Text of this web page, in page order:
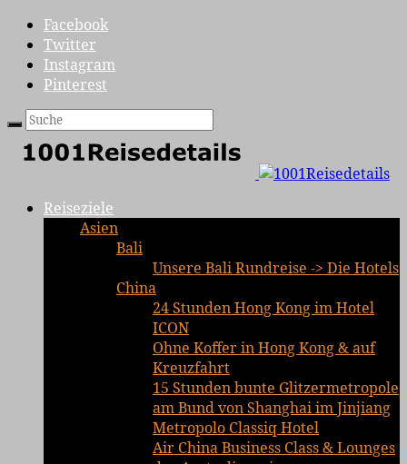
Facebook
Twitter
Instagram
Pinterest
Reiseziele
Asien
Bali
Unsere Bali Rundreise -> Die Hotels
China
24 Stunden Hong Kong im Hotel
ICON
Ohne Koffer in Hong Kong & auf
Kreuzfahrt
15 Stunden bunte Glitzermetropole
am Bund von Shanghai im Jinjiang
Metropolo Classiq Hotel
Air China Business Class & Lounges